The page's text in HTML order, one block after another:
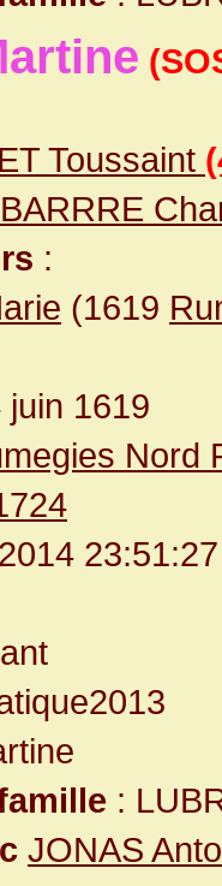
Toussaint
:
(1619
juin 1619
Nord
23:51:27
:
JONAS